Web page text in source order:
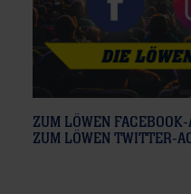
ZUM LÖWEN
ZUM LÖWEN TWITTER-